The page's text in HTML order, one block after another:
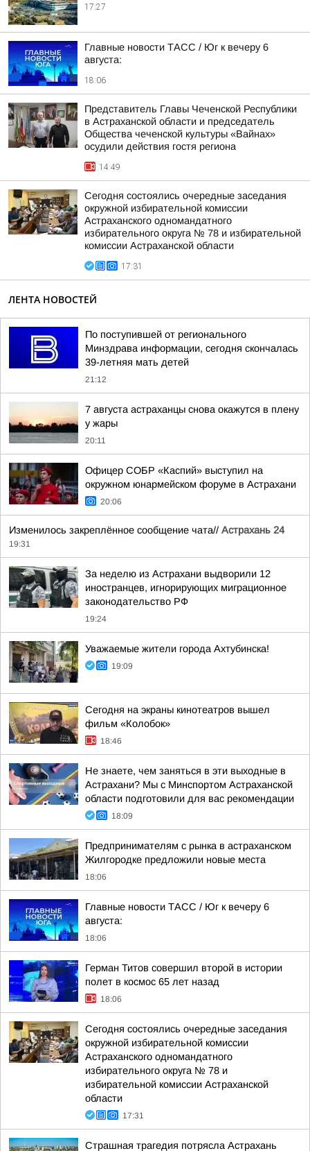
17:27
Главные новости ТАСС / Юг к вечеру 6
августа:
18:06
Представитель Главы Чеченской Республики
в Астраханской области и председатель
Общества чеченской культуры «Вайнах»
осудили действия гостя региона
14:49
Сегодня состоялись очередные заседания
окружной избирательной комиссии
Астраханского одномандатного
избирательного округа № 78 и избирательной
комиссии Астраханской области
17:31
ЛЕНТА НОВОСТЕЙ
По поступившей от регионального
Минздрава информации, сегодня скончалась
39-летняя мать детей
21:12
7 августа астраханцы снова окажутся в плену
у жары
20:11
Офицер СОБР «Каспий» выступил на
окружном юнармейском форуме в Астрахани
20:06
Изменилось закреплённое сообщение чата// Астрахань 24
19:31
За неделю из Астрахани выдворили 12
иностранцев, игнорирующих миграционное
законодательство РФ
19:24
Уважаемые жители города Ахтубинска!
19:09
Сегодня на экраны кинотеатров вышел
фильм «Колобок»
18:46
Не знаете, чем заняться в эти выходные в
Астрахани? Мы с Минспортом Астраханской
области подготовили для вас рекомендации
18:09
Предпринимателям с рынка в астраханском
Жилгородке предложили новые места
18:06
Главные новости ТАСС / Юг к вечеру 6
августа:
18:06
Герман Титов совершил второй в истории
полет в космос 65 лет назад
18:06
Сегодня состоялись очередные заседания
окружной избирательной комиссии
Астраханского одномандатного
избирательного округа № 78 и
избирательной комиссии Астраханской
области
17:31
Страшная трагедия потрясла Астрахань